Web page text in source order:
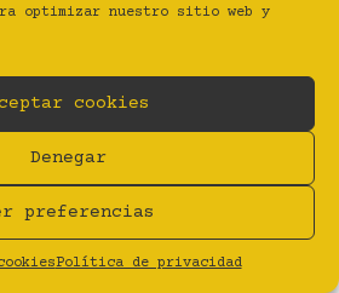
optimizar nuestro sitio web y
cookies
Denegar
preferencias
Política de privacidad